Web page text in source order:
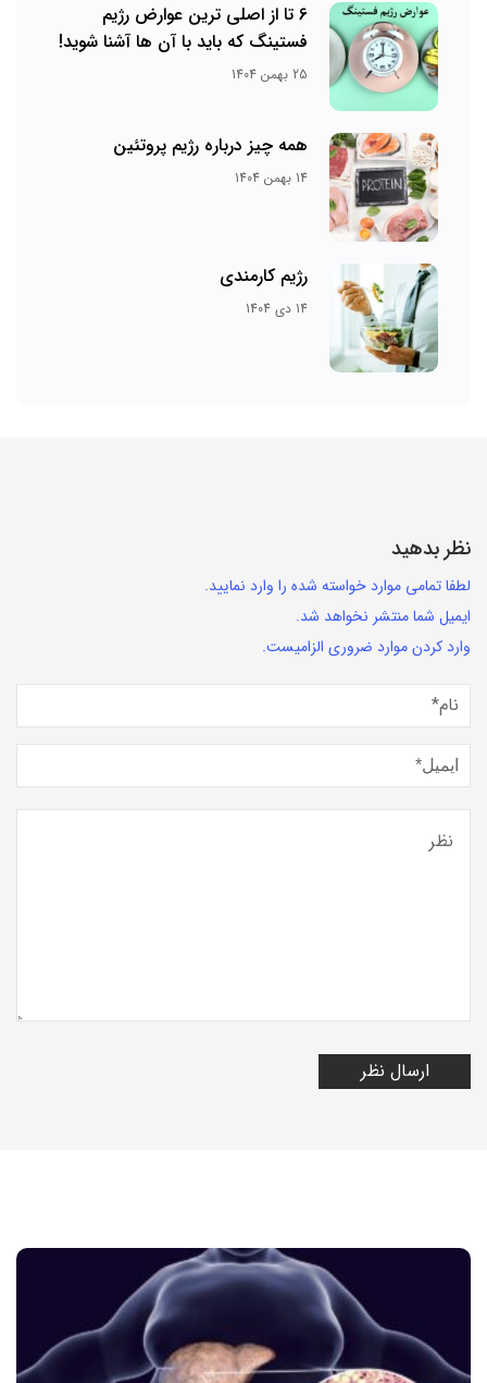
6 تا از اصلی ترین عوارض رژیم
فستینگ که باید با آن ها آشنا شوید!
25 بهمن 1404
همه چیز درباره رژیم پروتئین
14 بهمن 1404
رژیم کارمندی
14 دی 1404
نظر بدهید
لطفا تمامی موارد خواسته شده را وارد نمایید.
ایمیل شما منتشر نخواهد شد.
وارد کردن موارد ضروری الزامیست.